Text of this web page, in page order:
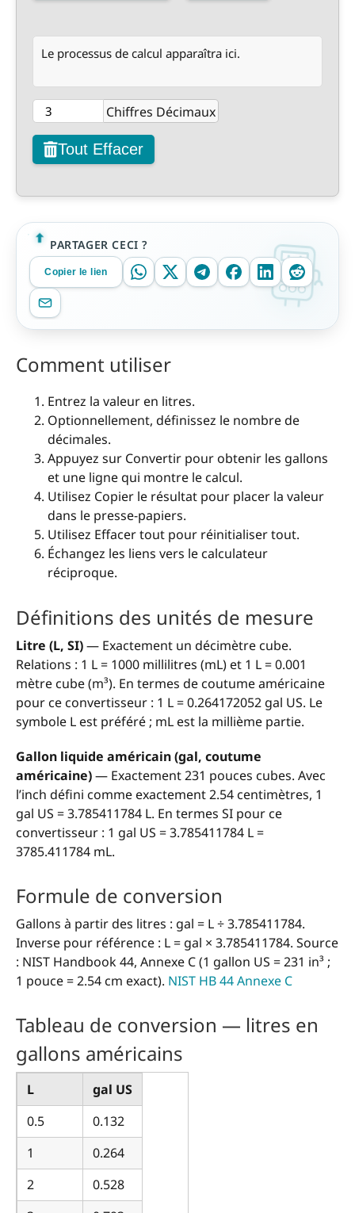
Le processus de calcul apparaîtra ici.
Chiffres Décimaux
Tout Effacer
PARTAGER CECI ?
Copier le lien
Comment utiliser
Entrez la valeur en litres.
Optionnellement, définissez le nombre de
décimales.
Appuyez sur Convertir pour obtenir les gallons
et une ligne qui montre le calcul.
Utilisez Copier le résultat pour placer la valeur
dans le presse-papiers.
Utilisez Effacer tout pour réinitialiser tout.
Échangez les liens vers le calculateur
réciproque.
Définitions des unités de mesure
Litre (L, SI)— Exactement un décimètre cube.
Relations : 1 L = 1000 millilitres (mL) et 1 L = 0.001
mètre cube (m³). En termes de coutume américaine
pour ce convertisseur : 1 L = 0.264172052 gal US. Le
symbole L est préféré ; mL est la millième partie.
Gallon liquide américain (gal, coutume
américaine)— Exactement 231 pouces cubes. Avec
l’inch défini comme exactement 2.54 centimètres, 1
gal US = 3.785411784 L. En termes SI pour ce
convertisseur : 1 gal US = 3.785411784 L =
3785.411784 mL.
Formule de conversion
Gallons à partir des litres : gal = L ÷ 3.785411784.
Inverse pour référence : L = gal × 3.785411784. Source
: NIST Handbook 44, Annexe C (1 gallon US = 231 in³ ;
1 pouce = 2.54 cm exact). NIST HB 44 Annexe C
Tableau de conversion — litres en
gallons américains
L
gal US
0.5
0.132
1
0.264
2
0.528